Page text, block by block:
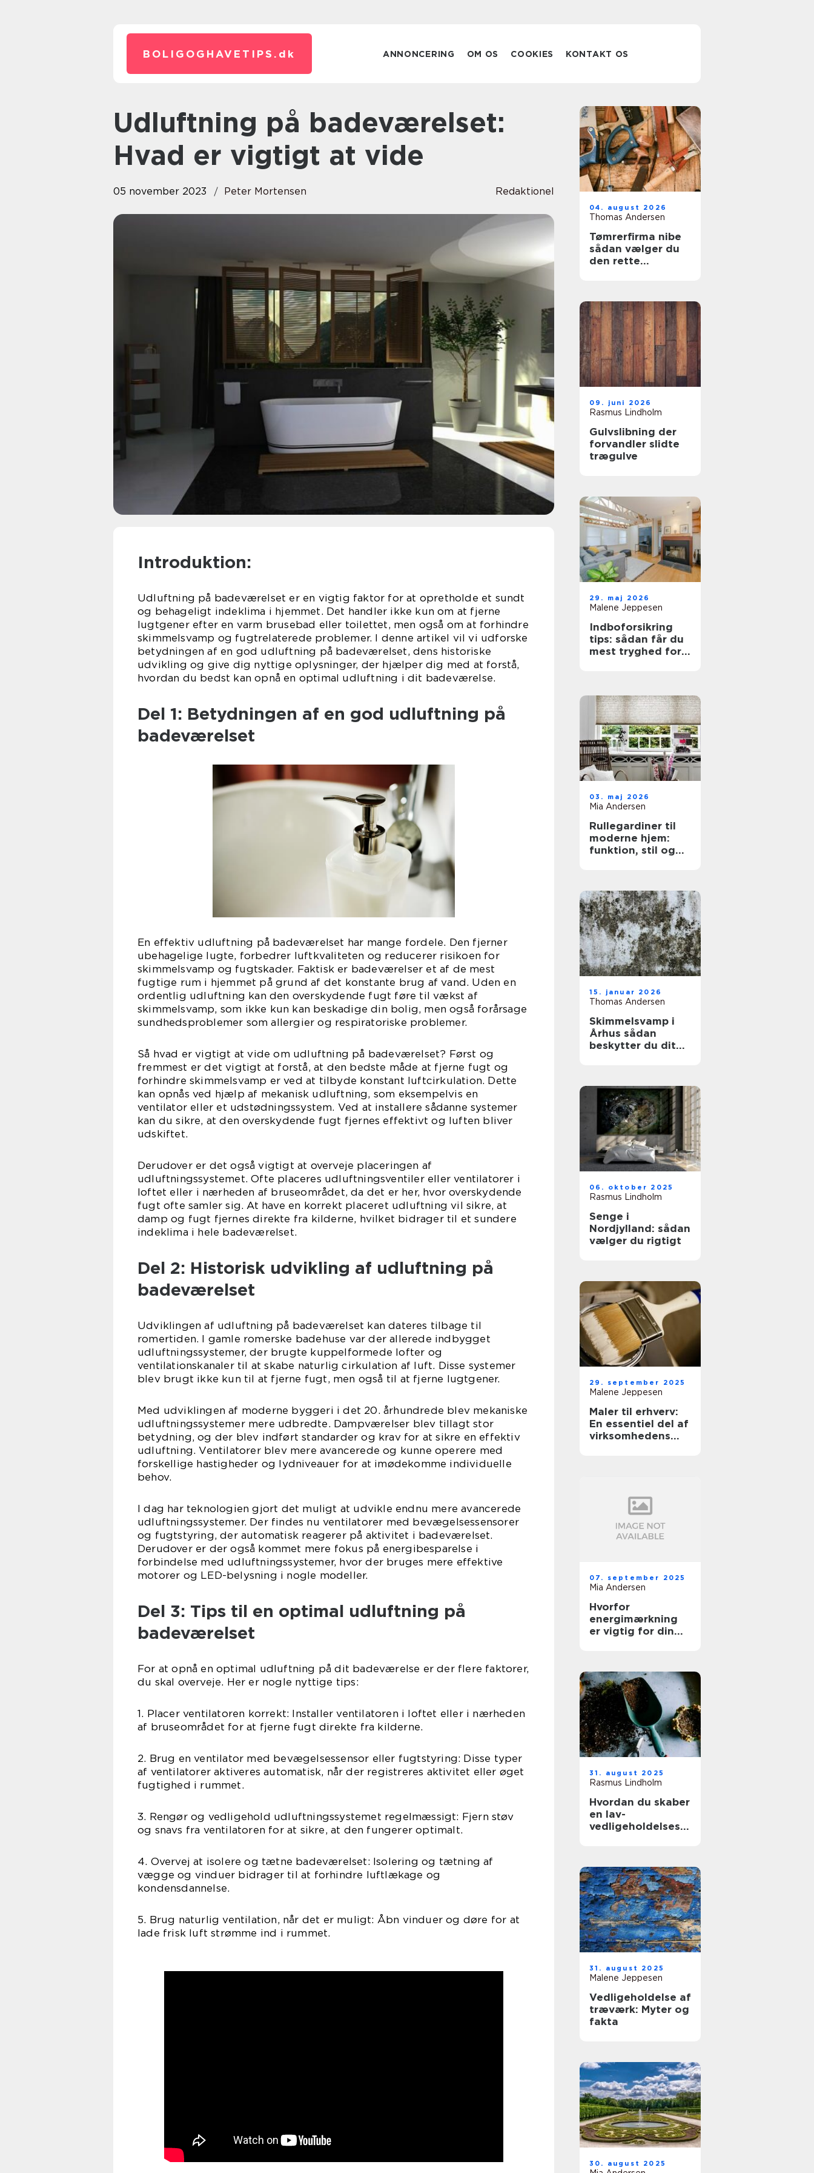
BOLIGOGHAVETIPS. dk ANNONCERING OM OS COOKIES KONTAKT OS
Udluftning på badeværelset:
Hvad er vigtigt at vide
05 november 2023 Peter Mortensen Redaktionel
Introduktion:
Udluftning på badeværelset er en vigtig faktor for at opretholde et sundt
og behageligt indeklima i hjemmet. Det handler ikke kun om at fjerne
lugtgener efter en varm brusebad eller toilettet, men også om at forhindre
skimmelsvamp og fugtrelaterede problemer. I denne artikel vil vi udforske
betydningen af en god udluftning på badeværelset, dens historiske
udvikling og give dig nyttige oplysninger, der hjælper dig med at forstå,
hvordan du bedst kan opnå en optimal udluftning i dit badeværelse.
Del 1: Betydningen af en god udluftning på
badeværelset
En effektiv udluftning på badeværelset har mange fordele. Den fjerner
ubehagelige lugte, forbedrer luftkvaliteten og reducerer risikoen for
skimmelsvamp og fugtskader. Faktisk er badeværelser et af de mest
fugtige rum i hjemmet på grund af det konstante brug af vand. Uden en
ordentlig udluftning kan den overskydende fugt føre til vækst af
skimmelsvamp, som ikke kun kan beskadige din bolig, men også forårsage
sundhedsproblemer som allergier og respiratoriske problemer.
Så hvad er vigtigt at vide om udluftning på badeværelset? Først og
fremmest er det vigtigt at forstå, at den bedste måde at fjerne fugt og
forhindre skimmelsvamp er ved at tilbyde konstant luftcirkulation. Dette
kan opnås ved hjælp af mekanisk udluftning, som eksempelvis en
ventilator eller et udstødningssystem. Ved at installere sådanne systemer
kan du sikre, at den overskydende fugt fjernes effektivt og luften bliver
udskiftet.
Derudover er det også vigtigt at overveje placeringen af
udluftningssystemet. Ofte placeres udluftningsventiler eller ventilatorer i
loftet eller i nærheden af bruseområdet, da det er her, hvor overskydende
fugt ofte samler sig. At have en korrekt placeret udluftning vil sikre, at
damp og fugt fjernes direkte fra kilderne, hvilket bidrager til et sundere
indeklima i hele badeværelset.
Del 2: Historisk udvikling af udluftning på
badeværelset
Udviklingen af udluftning på badeværelset kan dateres tilbage til
romertiden. I gamle romerske badehuse var der allerede indbygget
udluftningssystemer, der brugte kuppelformede lofter og
ventilationskanaler til at skabe naturlig cirkulation af luft. Disse systemer
blev brugt ikke kun til at fjerne fugt, men også til at fjerne lugtgener.
Med udviklingen af moderne byggeri i det 20. århundrede blev mekaniske
udluftningssystemer mere udbredte. Dampværelser blev tillagt stor
betydning, og der blev indført standarder og krav for at sikre en effektiv
udluftning. Ventilatorer blev mere avancerede og kunne operere med
forskellige hastigheder og lydniveauer for at imødekomme individuelle
behov.
I dag har teknologien gjort det muligt at udvikle endnu mere avancerede
udluftningssystemer. Der findes nu ventilatorer med bevægelsessensorer
og fugtstyring, der automatisk reagerer på aktivitet i badeværelset.
Derudover er der også kommet mere fokus på energibesparelse i
forbindelse med udluftningssystemer, hvor der bruges mere effektive
motorer og LED-belysning i nogle modeller.
Del 3: Tips til en optimal udluftning på
badeværelset
For at opnå en optimal udluftning på dit badeværelse er der flere faktorer,
du skal overveje. Her er nogle nyttige tips:
1. Placer ventilatoren korrekt: Installer ventilatoren i loftet eller i nærheden
af bruseområdet for at fjerne fugt direkte fra kilderne.
2. Brug en ventilator med bevægelsessensor eller fugtstyring: Disse typer
af ventilatorer aktiveres automatisk, når der registreres aktivitet eller øget
fugtighed i rummet.
3. Rengør og vedligehold udluftningssystemet regelmæssigt: Fjern støv
og snavs fra ventilatoren for at sikre, at den fungerer optimalt.
4. Overvej at isolere og tætne badeværelset: Isolering og tætning af
vægge og vinduer bidrager til at forhindre luftlækage og
kondensdannelse.
5. Brug naturlig ventilation, når det er muligt: Åbn vinduer og døre for at
lade frisk luft strømme ind i rummet.
04. august 2026
Thomas Andersen
Tømrerfirma nibe
sådan vælger du
den rette
09. juni 2026
Rasmus Lindholm
Gulvslibning der
forvandler slidte
trægulve
29. maj 2026
Malene Jeppesen
Indboforsikring
tips: sådan får du
mest tryghed for
03. maj 2026
Mia Andersen
Rullegardiner til
moderne hjem:
funktion, stil og
15. januar 2026
Thomas Andersen
Skimmelsvamp i
Århus sådan
beskytter du dit
06. oktober 2025
Rasmus Lindholm
Senge i
Nordjylland: sådan
vælger du rigtigt
29. september 2025
Malene Jeppesen
Maler til erhverv:
En essentiel del af
virksomhedens
07. september 2025
Mia Andersen
Hvorfor
energimærkning
er vigtig for din
31. august 2025
Rasmus Lindholm
Hvordan du skaber
en lav-
vedligeholdelses
31. august 2025
Malene Jeppesen
Vedligeholdelse af
træværk: Myter og
fakta
30. august 2025